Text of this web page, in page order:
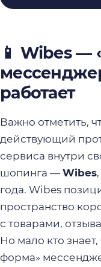
📱 Wibes —
работает
Важно отметить,
действующий
сервиса внутри
шопинга — Wibes
года. Wibes
пространство
с товарами,
Но мало кто
форма»